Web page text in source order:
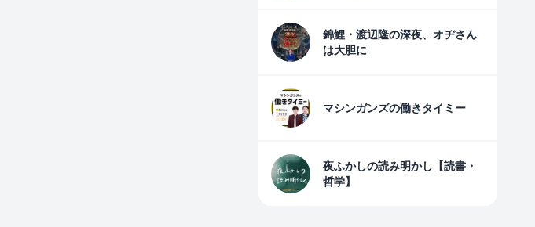
錦鯉・渡辺隆の深夜、オヂさん
は大胆に
マシンガンズの働きタイミー
夜ふかしの読み明かし【読書・
哲学】